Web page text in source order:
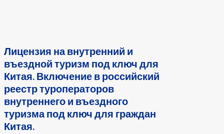
Лицензия на внутренний и
въездной туризм под ключ для
Китая. Включение в российский
реестр туроператоров
внутреннего и въездного
туризма под ключ для граждан
Китая.